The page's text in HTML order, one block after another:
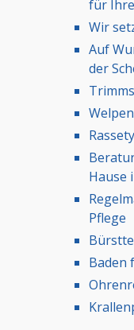
für
Wir
Auf
der
Hause
Pflege
Baden